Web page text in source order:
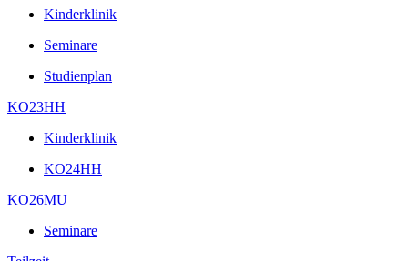
Kinderklinik
Seminare
Studienplan
KO23HH
Kinderklinik
KO24HH
KO26MU
Seminare